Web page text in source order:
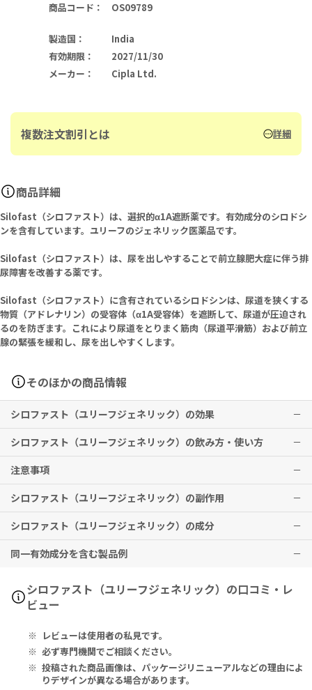
商品コード ： OS09789
製造国 ：
India
有効期限 ：
2027/11/30
メーカー ： Cipla Ltd.
複数注文割引とは 詳細
商品詳細
Silofast（シロファスト）は、選択的α1A遮断薬です。有効成分のシロドシ
ンを含有しています。ユリーフのジェネリック医薬品です。
Silofast（シロファスト）は、尿を出しやすることで前立腺肥大症に伴う排
尿障害を改善する薬です。
Silofast（シロファスト）に含有されているシロドシンは、尿道を狭くする
物質（アドレナリン）の受容体（α1A受容体）を遮断して、尿道が圧迫され
るのを防ぎます。これにより尿道をとりまく筋肉（尿道平滑筋）および前立
腺の緊張を緩和し、尿を出しやすくします。
そのほかの商品情報
シロファスト（ユリーフジェネリック）の効果
前立腺肥大症に伴う排尿障害
※効果には個人差がありますことを予めご了承ください。
シロファスト（ユリーフジェネリック）の飲み方・使い方
通常，成人にはシロドシンとして1回4mg（0.5カプセル）を1日2回
朝夕食後に経口投与する。なお，症状に応じて適宜減量する。
注意事項
飲み忘れに気付いた際は、その回は飲まずにとばして、次の決められ
た時間に1回分を服用してください。2回分を一度に服用しないでくだ
さい。
本剤には併用に注意すべき薬があります。他の薬を使用している場合
や新たに使用する場合は、必ず医師又は薬剤師に相談してください。
ある方、降圧剤、シルデナフィルクエン酸塩、バルデナフィル塩酸塩
水和物のいずれかを飲んでいる方、高齢の方は、本剤を使用する前に
そのことを必ず医師又は薬剤師に告げてください。
又は薬剤師から十分に説明を受けてください。
本剤の服用中は、めまいなどがあらわれることがあるので、高所作業
や車の運転等危険を伴う機械の操作はしないでください。
子供の手の届かないところに保管してください。
シロファスト（ユリーフジェネリック）の副作用
射精障害（逆行性射精等）、口の乾き、立ちくらみ、鼻詰まり、トリ
グリセリド上昇
などの症状が現れる場合があります。
その他、なにか異変を感じた際は速やかに医師の診察をお受けくださ
シロファスト（ユリーフジェネリック）の成分
Silodosin 8mg
同一有効成分を含む製品例
ユリーフ（キッセイ薬品工業）、シロドシン/シロドシンOD（Meファ
ルマ、あすか製薬、日本ケミファ、日本薬品工業、沢井製薬、鶴原製
薬、日新製薬、エルメッド、陽進堂、ニプロ、第一三共エスファ、日
品工業、日医工、杏林製薬、辰巳化学）
シロファスト（ユリーフジェネリック）の口コミ・レ
ビュー
レビューは使用者の私見です。
必ず専門機関でご相談ください。
投稿された商品画像は、パッケージリニューアルなどの理由によ
りデザインが異なる場合があります。